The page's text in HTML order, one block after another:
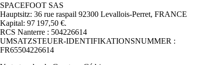
SPACEFOOT SAS
Hauptsitz: 36 rue raspail 92300 Levallois-Perret, FRANCE
Kapital: 97 197,50 €.
RCS Nanterre : 504226614
UMSATZSTEUER-IDENTIFIKATIONSNUMMER :
FR65504226614